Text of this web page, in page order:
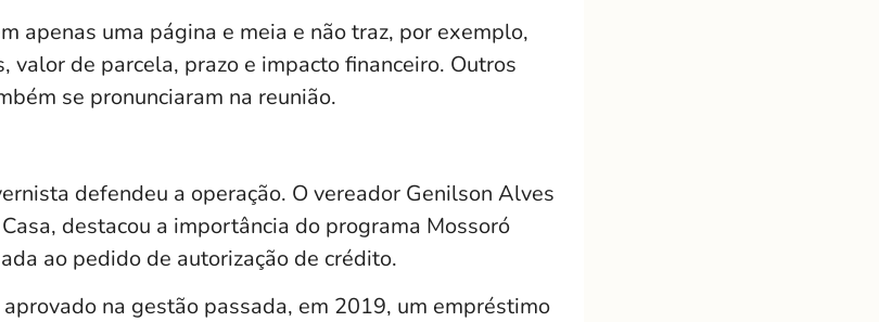
apenas uma página e meia e não traz, por exemplo,
valor de parcela, prazo e impacto financeiro. Outros
se pronunciaram na reunião.
defendeu a operação. O vereador Genilson Alves
destacou a importância do programa Mossoró
ao pedido de autorização de crédito.
na gestão passada, em 2019, um empréstimo